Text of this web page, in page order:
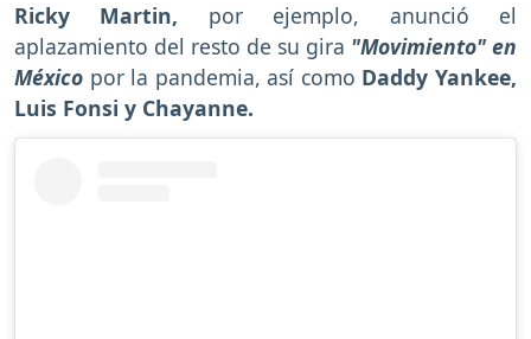
Ricky Martin, por ejemplo, anunció el
aplazamiento del resto de su gira "Movimiento" en
México por la pandemia, así como Daddy Yankee,
Luis Fonsi y Chayanne.